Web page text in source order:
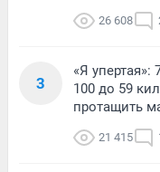
26 608
3
«Я упертая»:
100 до 59
протащить
21 415